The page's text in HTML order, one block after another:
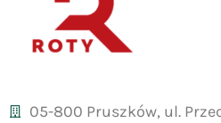
05-800 Pruszków, ul.